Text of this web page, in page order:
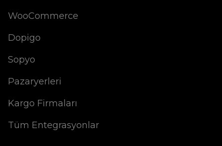
WooCommerce
Dopigo
Sopyo
Pazaryerleri
Kargo Firmaları
Tüm Entegrasyonlar